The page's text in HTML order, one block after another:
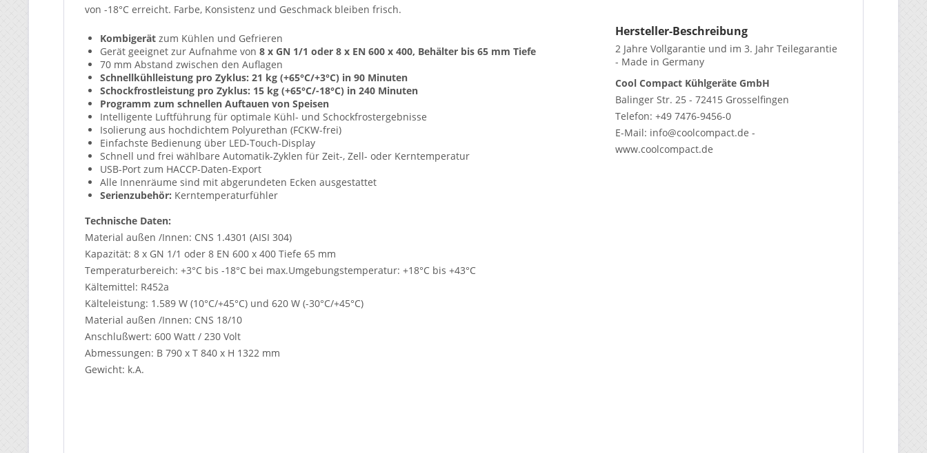
von -18°C erreicht. Farbe, Konsistenz und Geschmack bleiben frisch.
Kombigerät zum Kühlen und Gefrieren
Gerät geeignet zur Aufnahme von 8 x GN 1/1 oder 8 x EN 600 x 400, Behälter bis 65 mm Tiefe
70 mm Abstand zwischen den Auflagen
Schnellkühlleistung pro Zyklus: 21 kg (+65°C/+3°C) in 90 Minuten
Schockfrostleistung pro Zyklus: 15 kg (+65°C/-18°C) in 240 Minuten
Programm zum schnellen Auftauen von Speisen
Intelligente Luftführung für optimale Kühl- und Schockfrostergebnisse
Isolierung aus hochdichtem Polyurethan (FCKW-frei)
Einfachste Bedienung über LED-Touch-Display
Schnell und frei wählbare Automatik-Zyklen für Zeit-, Zell- oder Kerntemperatur
USB-Port zum HACCP-Daten-Export
Alle Innenräume sind mit abgerundeten Ecken ausgestattet
Serienzubehör: Kerntemperaturfühler
Technische Daten:
Material außen /Innen: CNS 1.4301 (AISI 304)
Kapazität: 8 x GN 1/1 oder 8 EN 600 x 400 Tiefe 65 mm
Temperaturbereich: +3°C bis -18°C bei max.Umgebungstemperatur: +18°C bis +43°C
Kältemittel: R452a
Kälteleistung: 1.589 W (10°C/+45°C) und 620 W (-30°C/+45°C)
Material außen /Innen: CNS 18/10
Anschlußwert: 600 Watt / 230 Volt
Abmessungen: B 790 x T 840 x H 1322 mm
Gewicht: k.A.
Hersteller-Beschreibung
2 Jahre Vollgarantie und im 3. Jahr Teilegarantie
- Made in Germany
Cool Compact Kühlgeräte GmbH
Balinger Str. 25 - 72415 Grosselfingen
Telefon: +49 7476-9456-0
E-Mail: info@coolcompact.de -
www.coolcompact.de